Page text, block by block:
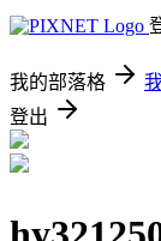
我的部落格
登出